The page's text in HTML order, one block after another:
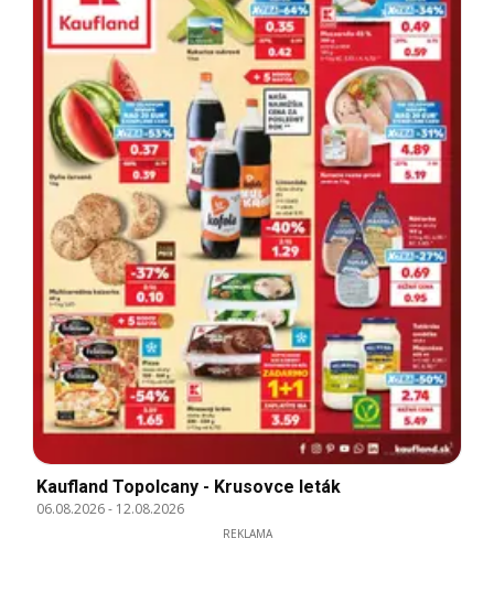
Kaufland Topolcany - Krusovce leták
06.08.2026- 12.08.2026
REKLAMA